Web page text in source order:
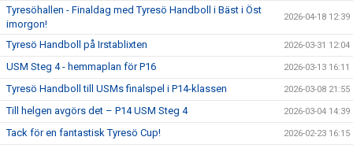
Tyresöhallen - Finaldag med Tyresö Handboll i Bäst i Öst
imorgon!
2026-04-18 12:39
Tyresö Handboll på Irstablixten 2026-03-31 12:04
USM Steg 4 - hemmaplan för P16 2026-03-13 16:11
Tyresö Handboll till USMs finalspel i P14-klassen 2026-03-08 21:55
Till helgen avgörs det – P14 USM Steg 4 2026-03-04 14:39
Tack för en fantastisk Tyresö Cup! 2026-02-23 16:15